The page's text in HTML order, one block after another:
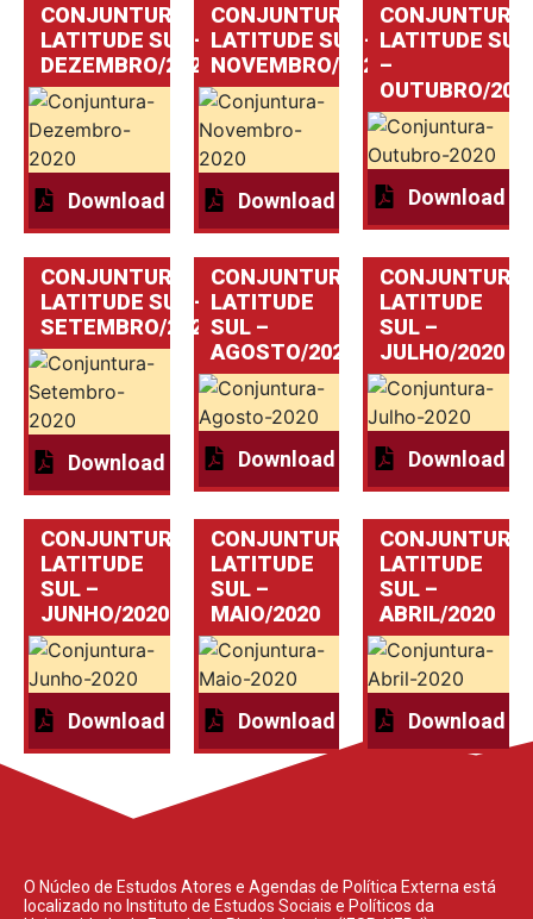
CONJUNTURA
LATITUDE SUL –
DEZEMBRO/2020
Download
CONJUNTURA
LATITUDE SUL –
NOVEMBRO/2020
Download
CONJUNTURA
LATITUDE SUL
–
OUTUBRO/
Download
CONJUNTURA
LATITUDE SUL –
SETEMBRO/2020
Download
CONJUNTURA
LATITUDE
SUL –
AGOSTO/2020
Download
CONJUNTURA
LATITUDE
SUL –
JULHO/2020
Download
CONJUNTURA
LATITUDE
SUL –
JUNHO/2020
Download
CONJUNTURA
LATITUDE
SUL –
MAIO/2020
Download
CONJUNTURA
LATITUDE
SUL –
ABRIL/2020
Download
O Núcleo de Estudos Atores e Agendas de Política Externa está
localizado no Instituto de Estudos Sociais e Políticos da